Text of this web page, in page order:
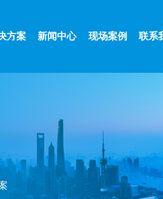
方案 新闻中心 现场案例 联系